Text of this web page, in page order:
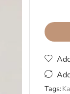
Tags: